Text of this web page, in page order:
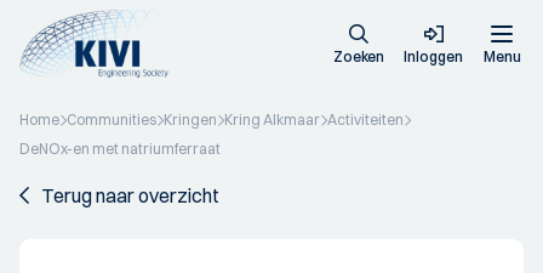
Zoeken Inloggen Menu
Home Communities Kringen Kring Alkmaar Activiteiten
DeNOx-en met natriumferraat
Terug naar overzicht